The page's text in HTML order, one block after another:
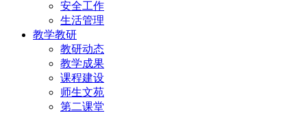
安全工作
生活管理
教学教研
教研动态
教学成果
课程建设
师生文苑
第二课堂